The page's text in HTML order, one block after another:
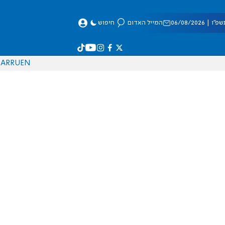
08/2026 המייל האדום חיפוש
EN
RU
AR